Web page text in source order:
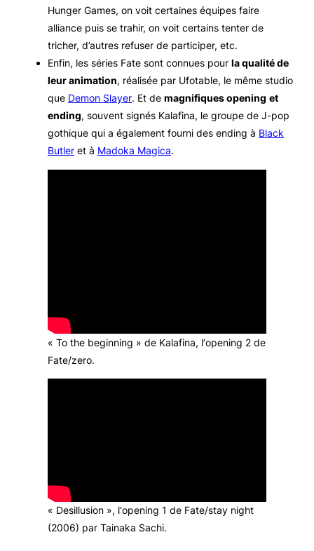
Hunger Games, on voit certaines équipes faire
alliance puis se trahir, on voit certains tenter de
tricher, d’autres refuser de participer, etc.
Enfin, les séries Fate sont connues pour la qualité de
leur animation, réalisée par Ufotable, le même studio
que Demon Slayer. Et de magnifiquesopening et
ending, souvent signés Kalafina, le groupe de J-pop
gothique qui a également fourni des ending à Black
Butler et à Madoka Magica.
« To the beginning » de Kalafina, l’opening 2 de
Fate/zero.
« Desillusion », l‘opening 1 de Fate/stay night
(2006) par Tainaka Sachi.